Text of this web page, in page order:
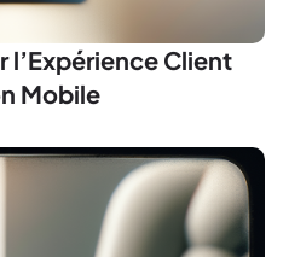
Client
Mobile